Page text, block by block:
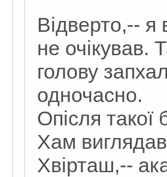
Відверто,-- я
не
голову
одночасно.
Опісля
Хам
Хвірташ,--